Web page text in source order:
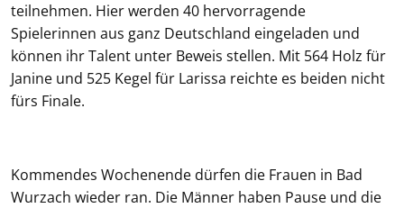
teilnehmen. Hier werden 40 hervorragende
Spielerinnen aus ganz Deutschland eingeladen und
können ihr Talent unter Beweis stellen. Mit 564 Holz für
Janine und 525 Kegel für Larissa reichte es beiden nicht
fürs Finale.
Kommendes Wochenende dürfen die Frauen in Bad
Wurzach wieder ran. Die Männer haben Pause und die